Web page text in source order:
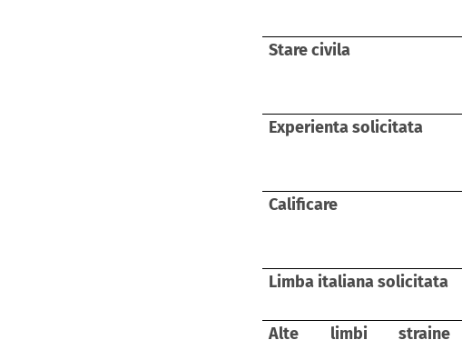
Stare civila
Experienta solicitata
Calificare
Limba italiana solicitata
Alte limbi straine